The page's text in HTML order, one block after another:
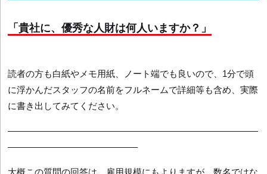
「貴社に、優秀な人財は何人いますか？」
読者の方も白紙やメモ用紙、ノート端でも良いので、1分で頭
に浮かんだスタッフの名前をフルネームで詳細等も含め、実際
に書き出してみてください。
————————————————————————————
——————————————–
大概この質問の回答は、雇用規模にもよりますが、数名ではな